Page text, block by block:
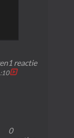
1 reactie
0